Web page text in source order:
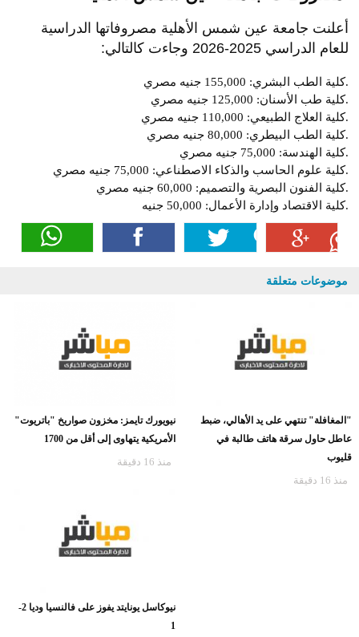
أعلنت جامعة عين شمس الأهلية مصروفاتها الدراسية
للعام الدراسي 2025-2026 وجاءت كالتالي:
كلية الطب البشري: 155,000 جنيه مصري.
كلية طب الأسنان: 125,000 جنيه مصري.
كلية
العلاج الطبيعي
: 110,000 جنيه مصري.
كلية الطب البيطري: 80,000 جنيه مصري.
كلية الهندسة: 75,000 جنيه مصري.
كلية علوم الحاسب و الذكاء الاصطناعي
: 75,000 جنيه مصري.
كلية الفنون البصرية والتصميم: 60,000 جنيه مصري.
كلية الاقتصاد وإدارة الأعمال: 50,000 جنيه.
موضوعات متعلقة
"المغافلة" تنتهي على يد الأهالي، ضبط
عاطل حاول سرقة هاتف طالبة في
قليوب
منذ 16 دقيقة
نيويورك تايمز: مخزون صواريخ "باتريوت"
الأمريكية يتهاوى إلى أقل من 1700
منذ 16 دقيقة
نيوكاسل يونايتد يفوز على فالنسيا وديا 2-
1